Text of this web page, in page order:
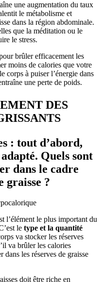
une augmentation du taux
le métabolisme et
dans la région abdominale.
que la méditation ou le
le stress.
brûler efficacement les
moins de calories que votre
corps à puiser l’énergie dans
une perte de poids.
DES
: tout d’abord,
Quels sont
dans le cadre
graisse ?
l’élément le plus important du
le type et la quantité
va stocker les réserves
va brûler les calories
les réserves de graisse
doit être riche en